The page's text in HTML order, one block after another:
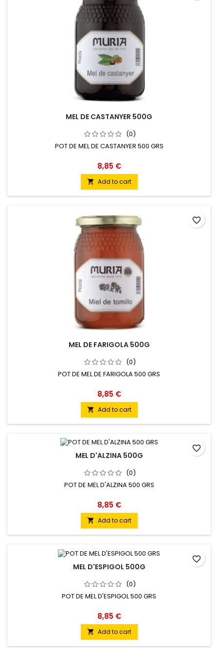
MEL DE CASTANYER 500G
(0)
POT DE MEL DE CASTANYER 500 GRS
8,85 €
 Add to cart
MEL DE FARIGOLA 500G
(0)
POT DE MEL DE FARIGOLA 500 GRS
8,85 €
 Add to cart
favorite_border
MEL D'ALZINA 500G
(0)
POT DE MEL D'ALZINA 500 GRS
8,85 €
 Add to cart
favorite_border
MEL D'ESPIGOL 500G
(0)
POT DE MEL D'ESPIGOL 500 GRS
8,85 €
 Add to cart
favorite_border